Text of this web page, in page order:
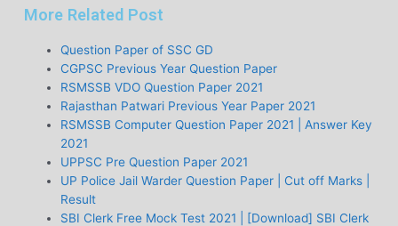
More Related Post
Question Paper of SSC GD
CGPSC Previous Year Question Paper
RSMSSB VDO Question Paper 2021
Rajasthan Patwari Previous Year Paper 2021
RSMSSB Computer Question Paper 2021 | Answer Key
2021
UPPSC Pre Question Paper 2021
UP Police Jail Warder Question Paper | Cut off Marks |
Result
SBI Clerk Free Mock Test 2021 | [Download] SBI Clerk